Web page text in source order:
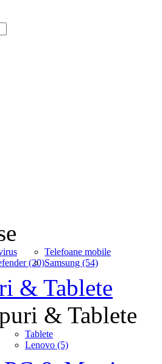
(20)
Telefoane mobile
Samsung (54)
& Tablete
& Tablete
Tablete
Lenovo (5)